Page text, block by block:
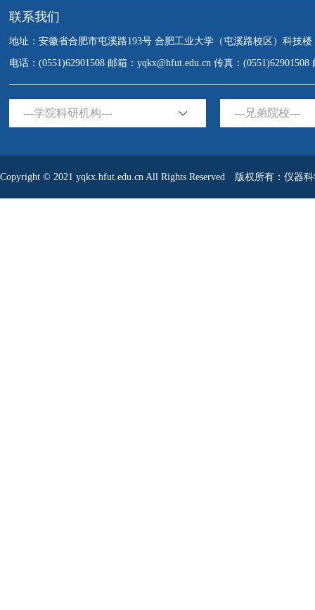
联系我们
地址：安徽省合肥市屯溪路193号 合肥工业大学（屯溪路校区）科技楼
电话：(0551)62901508 邮箱：yqkx@hfut.edu.cn 传真：(0551)62901508
---学院科研机构--- ---兄弟院校---
Copyright © 2021 yqkx.hfut.edu.cn All Rights Reserved 版权所有：仪器